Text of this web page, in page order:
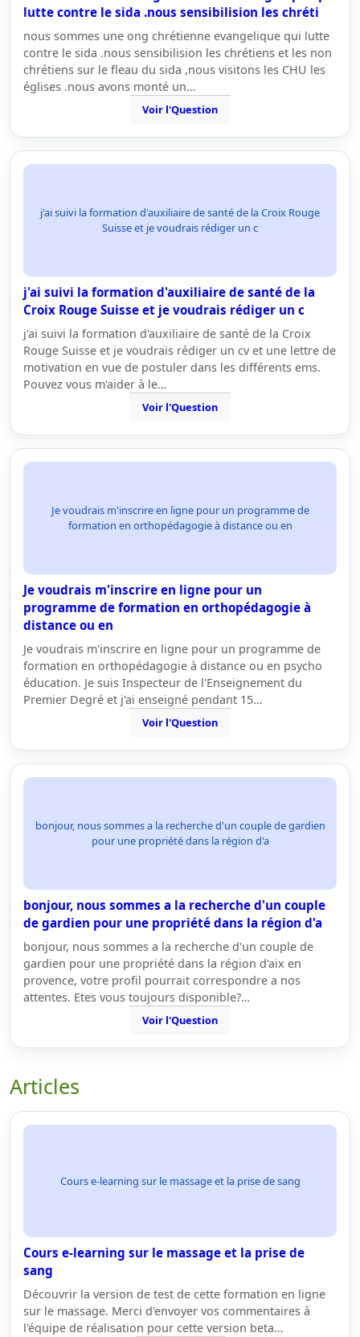
lutte contre le sida .nous sensibilision les chréti
nous sommes une ong chrétienne evangelique qui lutte
contre le sida .nous sensibilision les chrétiens et les non
chrétiens sur le fleau du sida ,nous visitons les CHU les
églises .nous avons monté un…
Voir l'Question
j'ai suivi la formation d'auxiliaire de santé de la Croix Rouge
Suisse et je voudrais rédiger un c
j'ai suivi la formation d'auxiliaire de santé de la
Croix Rouge Suisse et je voudrais rédiger un c
j'ai suivi la formation d'auxiliaire de santé de la Croix
Rouge Suisse et je voudrais rédiger un cv et une lettre de
motivation en vue de postuler dans les différents ems.
Pouvez vous m'aider à le…
Voir l'Question
Je voudrais m'inscrire en ligne pour un programme de
formation en orthopédagogie à distance ou en
Je voudrais m'inscrire en ligne pour un
programme de formation en orthopédagogie à
distance ou en
Je voudrais m'inscrire en ligne pour un programme de
formation en orthopédagogie à distance ou en psycho
éducation. Je suis Inspecteur de l'Enseignement du
Premier Degré et j'ai enseigné pendant 15…
Voir l'Question
bonjour, nous sommes a la recherche d'un couple de gardien
pour une propriété dans la région d'a
bonjour, nous sommes a la recherche d'un couple
de gardien pour une propriété dans la région d'a
bonjour, nous sommes a la recherche d'un couple de
gardien pour une propriété dans la région d'aix en
provence, votre profil pourrait correspondre a nos
attentes. Etes vous toujours disponible?…
Voir l'Question
Articles
Cours e-learning sur le massage et la prise de sang
Cours e-learning sur le massage et la prise de
sang
Découvrir la version de test de cette formation en ligne
sur le massage. Merci d'envoyer vos commentaires à
l'équipe de réalisation pour cette version beta…